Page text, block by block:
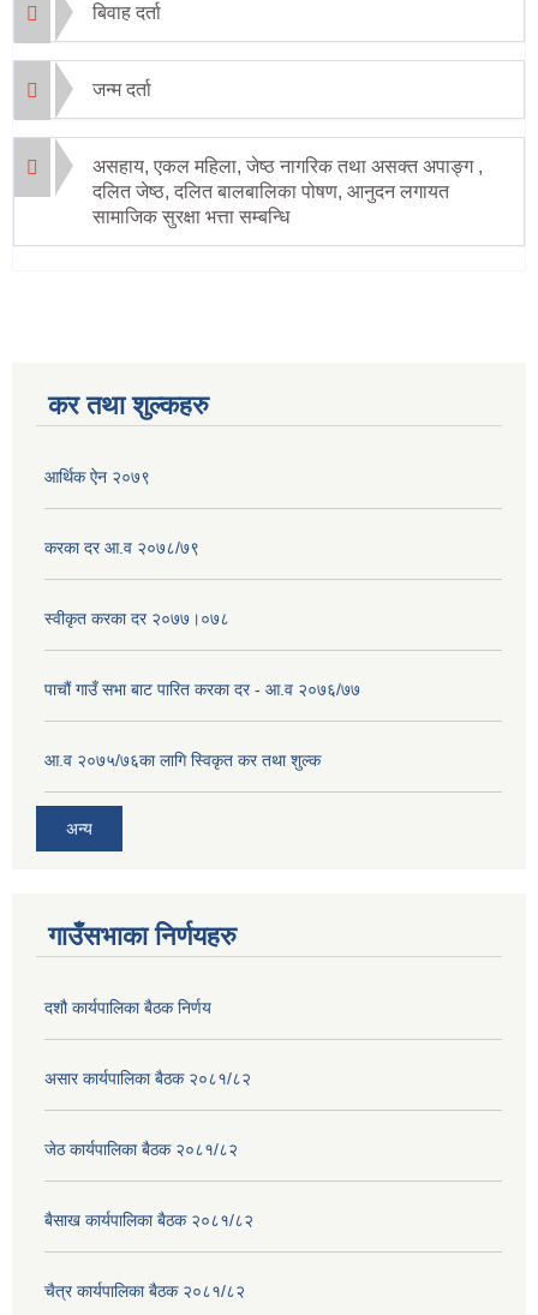
बिवाह दर्ता
जन्म दर्ता
असहाय, एकल महिला, जेष्ठ नागरिक तथा असक्त अपाङ्ग ,
दलित जेष्ठ, दलित बालबालिका पोषण, आनुदन लगायत
सामाजिक सुरक्षा भत्ता सम्बन्धि
कर तथा शुल्कहरु
आर्थिक ऐन २०७९
करका दर आ.व २०७८/७९
स्वीकृत करका दर २०७७।०७८
पाचौं गाउँ सभा बाट पारित करका दर - आ.व २०७६/७७
आ.व २०७५/७६का लागि स्विकृत कर तथा शुल्क
अन्य
गाउँसभाका निर्णयहरु
दशौ कार्यपालिका बैठक निर्णय
असार कार्यपालिका बैठक २०८१/८२
जेठ कार्यपालिका बैठक २०८१/८२
बैसाख कार्यपालिका बैठक २०८१/८२
चैत्र कार्यपालिका बैठक २०८१/८२